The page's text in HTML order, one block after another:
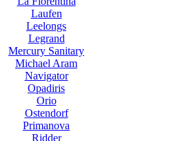
Laufen
Leelongs
Legrand
Mercury Sanitary
Michael Aram
Navigator
Opadiris
Orio
Ostendorf
Primanova
Ridder